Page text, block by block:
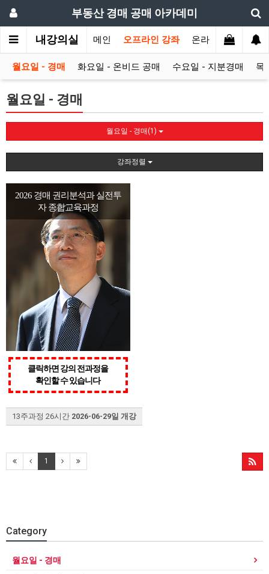
부동산 경매 공매 아카데미
내강의실 메인 오프라인 강좌 온라인 강좌 교재
월요일 - 경매 화요일 - 온비드 공매 수요일 - 지분경매 목
월요일 - 경매
월요일 - 경매(1)
강좌정렬
2026 경매 권리분석과 실전투
자 종합교육과정
클릭하면 강의 전과정을
확인할 수 있습니다
13주과정 26시간 2026-06-29일 개강
1
Category
월요일 - 경매